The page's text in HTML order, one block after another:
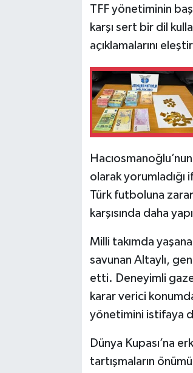
TFF yönetiminin
karşı sert bir dil
açıklamalarını
olarak
Türk futboluna
karşısında daha
Milli takımda
savunan Altaylı,
etti. Deneyimli
karar verici
yönetimini istifaya
Dünya Kupası’na
tartışmaların